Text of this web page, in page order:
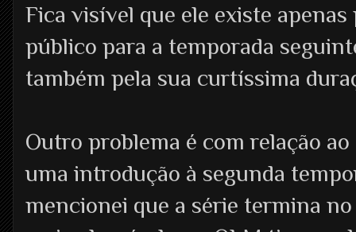
Fica visível que ele existe
público para a temporada
também pela sua curtíssima
Outro problema é com relação
uma introdução à segunda
mencionei que a série termina no